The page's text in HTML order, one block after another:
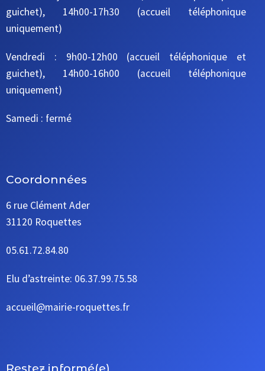
guichet), 14h00-17h30 (accueil téléphonique
uniquement)
Vendredi : 9h00-12h00 (accueil téléphonique et
guichet), 14h00-16h00 (accueil téléphonique
uniquement)
Samedi : fermé
Coordonnées
6 rue Clément Ader
31120 Roquettes
05.61.72.84.80
Elu d’astreinte: 06.37.99.75.58
accueil@mairie-roquettes.fr
Restez informé(e)